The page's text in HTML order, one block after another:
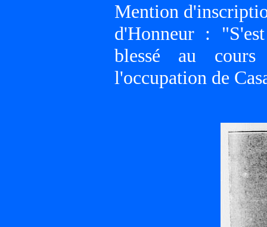
Mention
d'Honneur :
blessé au
l'occupation de